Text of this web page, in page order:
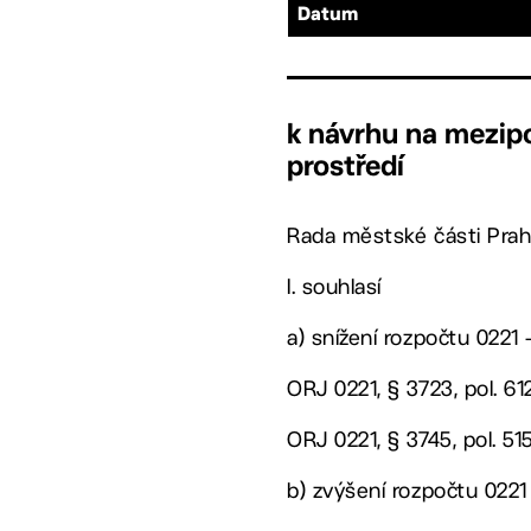
Datum
k návrhu na
prostředí
Rada městské části
I. souhlasí
a) snížení rozpočtu
ORJ 0221, § 3723, pol.
ORJ 0221, § 3745, pol.
b) zvýšení rozpočtu